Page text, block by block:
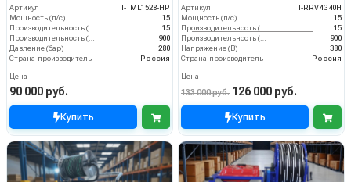
Артикул
T-TML1528-HP
Мощность (л/с)
15
Производительность (л/мин)
15
Производительность (л/ч)
900
Давление (бар)
280
Страна-производитель
Россия
Цена
90 000 руб.
Купить
Артикул
T-RRV4G40H
Мощность (л/с)
15
Производительность (л/мин)
15
Производительность (л/ч)
900
Напряжение (В)
380
Страна-производитель
Россия
Цена
133 000 руб. 126 000 руб.
Купить